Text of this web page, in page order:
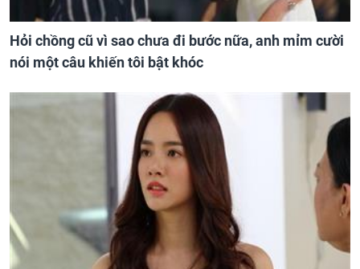
Hỏi chồng cũ vì sao chưa đi bước nữa, anh mỉm cười
nói một câu khiến tôi bật khóc